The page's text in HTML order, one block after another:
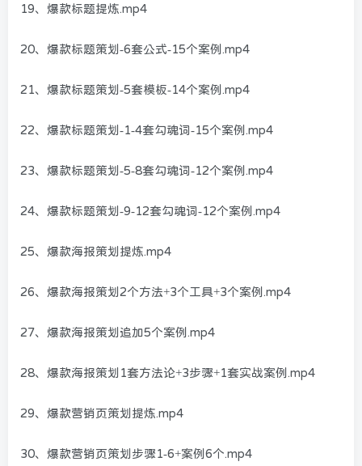
19、爆款标题提炼.mp4
20、爆款标题策划-6套公式-15个案例.mp4
21、爆款标题策划-5套模板-14个案例.mp4
22、爆款标题策划-1-4套勾魂词-15个案例.mp4
23、爆款标题策划-5-8套勾魂词-12个案例.mp4
24、爆款标题策划-9-12套勾魂词-12个案例.mp4
25、爆款海报策划提炼.mp4
26、爆款海报策划2个方法+3个工具+3个案例.mp4
27、爆款海报策划追加5个案例.mp4
28、爆款海报策划1套方法论+3步骤+1套实战案例.mp4
29、爆款营销页策划提炼.mp4
30、爆款营销页策划步骤1-6+案例6个.mp4